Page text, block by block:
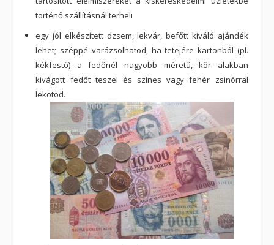
történő szállításnál terheli
egy jól elkészített dzsem, lekvár, befőtt kiváló ajándék
lehet; széppé varázsolhatod, ha tetejére kartonból (pl.
kékfestő) a fedőnél nagyobb méretű, kör alakban
kivágott fedőt teszel és színes vagy fehér zsinórral
lekötöd.